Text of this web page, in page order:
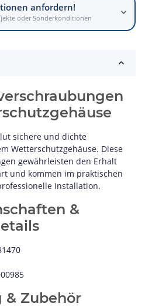
anfordern!
oder Sonderkonditionen
sichere und dichte
Wetterschutzgehäuse. Diese
gewährleisten den Erhalt
und kommen im praktischen
Installation.
&
& Zubehör